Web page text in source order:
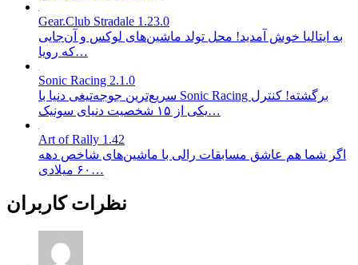
Gear.Club Stradale 1.23.0
به ایتالیا خوش آمدید! محل تولد ماشین‌های لوکس و آن‌جایی
که رویا…
Sonic Racing 2.1.0
سریع‌ترین جوجه‌تیغی دنیا با Sonic Racing برگشته! کنترل
یکی از ۱۵ شخصیت دنیای سونیک…
Art of Rally 1.42
اگر شما هم عاشق مسابقات رالی با ماشین‌های شاخص دهه
۶۰ میلادی…
نظرات کاربران